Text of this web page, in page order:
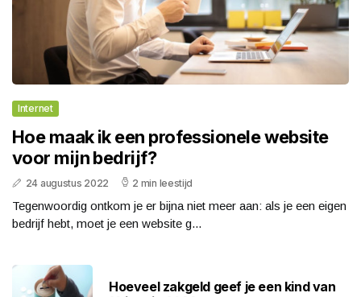
Internet
Hoe maak ik een professionele website
voor mijn bedrijf?
24 augustus 2022 2 min leestijd
Tegenwoordig ontkom je er bijna niet meer aan: als je een eigen
bedrijf hebt, moet je een website g...
Hoeveel zakgeld geef je een kind van